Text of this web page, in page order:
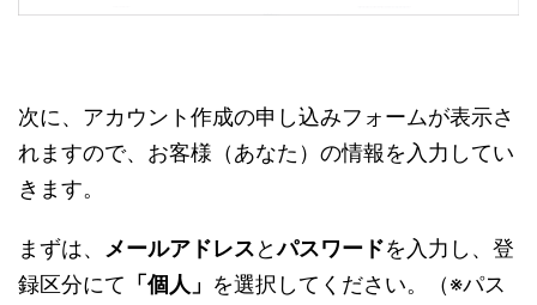
次に、アカウント作成の申し込みフォームが表示さ
れますので、お客様（あなた）の情報を入力してい
きます。
まずは、 メールアドレスとパスワードを入力し、登
録区分にて 「個人」 を選択してください。（※パス